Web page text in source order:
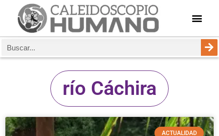
río Cáchira
ACTUALIDAD